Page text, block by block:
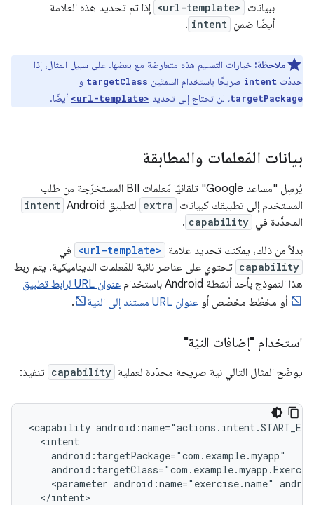
ببيانات <url-template> إذا تم تحديد هذه العلامة
أيضًا ضمن intent
.
ملاحظة: خيارات التسليم هذه متعارضة مع بعضها. على سبيل المثال، إذا
حددْت intent صريحًا باستخدام السمتَين targetClass و
targetPackage، لن تحتاج إلى تحديد <url-template> أيضًا.
بيانات المَعلمات والمطابقة
يُرسِل "مساعد Google" تلقائيًا مَعلمات BII المستخرَجة من طلب
المستخدم إلى تطبيقك كبيانات extra لتطبيق Android intent
المحدَّدة في capability
.
بدلاً من ذلك، يمكنك تحديد علامة <url-template> في
capability تحتوي على عناصر نائبة للمَعلمات الديناميكية. يتم ربط
هذا النموذج بأحد أنشطة Android باستخدام
عنوان URL لرابط تطبيق
أو مخطّط مخصّص أو عنوان URL مستند إلى النية .
استخدام "إضافات النيّة"
يوضّح المثال التالي نية صريحة محدّدة لعملية capability تنفيذ:
<capability
<parameter android:name="exercise.name"
</intent>